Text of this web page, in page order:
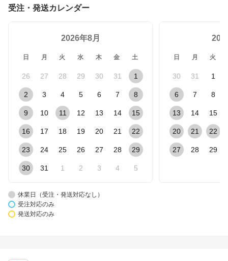
受注・発送カレンダー
2026年8月
日 月 火 水 木 金 土
26 27 28 29 30 31 1
2 3 4 5 6 7 8
9 10 11 12 13 14 15
16 17 18 19 20 21 22
23 24 25 26 27 28 29
30 31 1 2 3 4 5
日 月 火
30 31 1
6 7 8
13 14 15
20 21 22
27 28 29
休業日（受注・発送対応なし）
受注対応のみ
発送対応のみ